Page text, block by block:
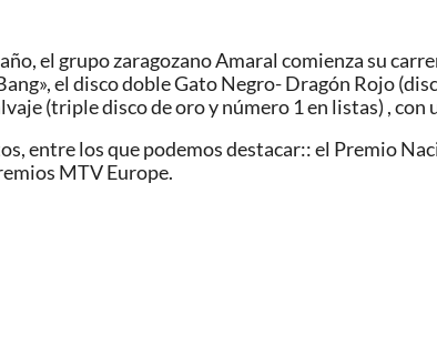
el grupo zaragozano Amaral comienza su
el disco doble Gato Negro- Dragón Rojo
(triple disco de oro y número 1 en listas) ,
entre los que podemos destacar:: el Premio
MTV Europe.